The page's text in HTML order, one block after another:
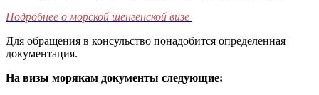
Подробнее о морской шенгенской визе
Для обращения в консульство понадобится определенная
документация.
На визы морякам документы следующие: